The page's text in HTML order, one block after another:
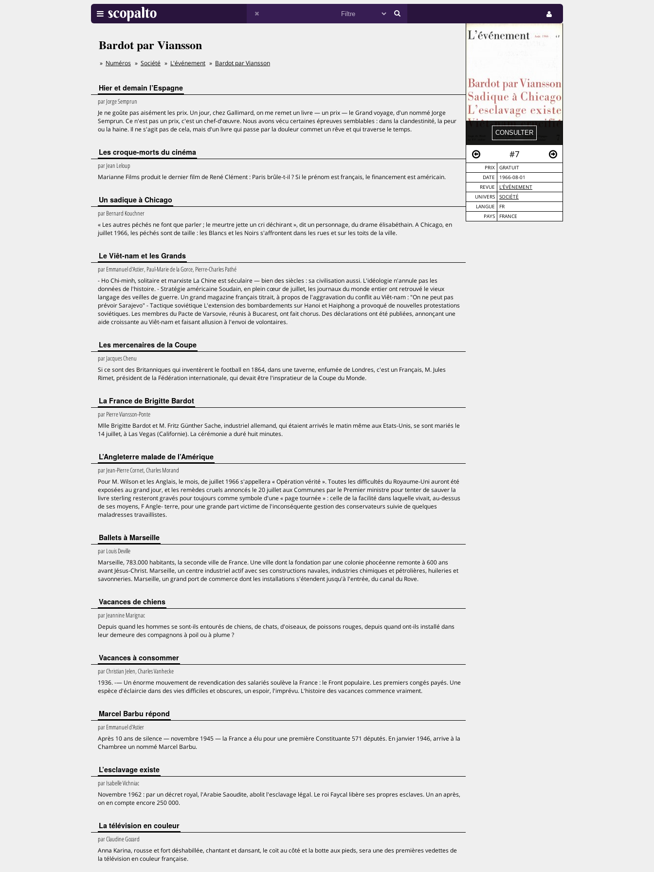
#7
PRIX
GRATUIT
DATE
1966-08-01
REVUE
L'ÉVÉNEMENT
UNIVERS
SOCIÉTÉ
LANGUE
FR
PAYS
FRANCE
Bardot par Viansson
Numéros Société L'événement Bardot par Viansson
Hier et demain l’Espagne
parJorge Semprun
Je ne goûte pas aisément les prix. Un jour, chez Gallimard, on me remet un livre — un prix — le Grand voyage, d'un nommé Jorge
Semprun. Ce n'est pas un prix, c'est un chef-d'œuvre. Nous avons vécu certaines épreuves semblables : dans la clandestinité, la peur
ou la haine. Il ne s'agit pas de cela, mais d'un livre qui passe par la douleur commet un rêve et qui traverse le temps.
Les croque-morts du cinéma
parJean Leloup
Marianne Films produit le dernier film de René Clément : Paris brûle-t-il ? Si le prénom est français, le financement est américain.
Un sadique à Chicago
parBernard Kouchner
« Les autres péchés ne font que parler ; le meurtre jette un cri déchirant », dit un personnage, du drame élisabéthain. A Chicago, en
juillet 1966, les péchés sont de taille : les Blancs et les Noirs s'affrontent dans les rues et sur les toits de la ville.
Le Viêt-nam et les Grands
parEmmanuel d'Astier, Paul-Marie de la Gorce, Pierre-Charles Pathé
- Ho Chi-minh, solitaire et marxiste La Chine est séculaire — bien des siècles : sa civilisation aussi. L'idéologie n'annule pas les
données de l'histoire. - Stratégie américaine Soudain, en plein cœur de juillet, les journaux du monde entier ont retrouvé le vieux
langage des veilles de guerre. Un grand magazine français titrait, à propos de l'aggravation du conflit au Viêt-nam : "On ne peut pas
prévoir Sarajevo" - Tactique soviétique L'extension des bombardements sur Hanoi et Haiphong a provoqué de nouvelles protestations
soviétiques. Les membres du Pacte de Varsovie, réunis à Bucarest, ont fait chorus. Des déclarations ont été publiées, annonçant une
aide croissante au Viêt-nam et faisant allusion à l'envoi de volontaires.
Les mercenaires de la Coupe
parJacques Chenu
Si ce sont des Britanniques qui inventèrent le football en 1864, dans une taverne, enfumée de Londres, c'est un Français, M. Jules
Rimet, président de la Fédération internationale, qui devait être l'inspratieur de la Coupe du Monde.
La France de Brigitte Bardot
parPierre Viansson-Ponte
Mlle Brigitte Bardot et M. Fritz Günther Sache, industriel allemand, qui étaient arrivés le matin même aux Etats-Unis, se sont mariés le
14 juillet, à Las Vegas (Californie). La cérémonie a duré huit minutes.
L’Angleterre malade de l’Amérique
parJean-Pierre Cornet, Charles Morand
Pour M. Wilson et les Anglais, le mois, de juillet 1966 s'appellera « Opération vérité ». Toutes les difficultés du Royaume-Uni auront été
exposées au grand jour, et les remèdes cruels annoncés le 20 juillet aux Communes par le Premier ministre pour tenter de sauver la
livre sterling resteront gravés pour toujours comme symbole d'une « page tournée » : celle de la facilité dans laquelle vivait, au-dessus
de ses moyens, F Angle- terre, pour une grande part victime de l'inconséquente gestion des conservateurs suivie de quelques
maladresses travaillistes.
Ballets à Marseille
parLouis Deville
Marseille, 783.000 habitants, la seconde ville de France. Une ville dont la fondation par une colonie phocéenne remonte à 600 ans
avant Jésus-Christ. Marseille, un centre industriel actif avec ses constructions navales, industries chimiques et pétrolières, huileries et
savonneries. Marseille, un grand port de commerce dont les installations s'étendent jusqu'à l'entrée, du canal du Rove.
Vacances de chiens
parJeannine Marignac
Depuis quand les hommes se sont-ils entourés de chiens, de chats, d'oiseaux, de poissons rouges, depuis quand ont-ils installé dans
leur demeure des compagnons à poil ou à plume ?
Vacances à consommer
parChristian Jelen, Charles Vanhecke
1936. -— Un énorme mouvement de revendication des salariés soulève la France : le Front populaire. Les premiers congés payés. Une
espèce d'éclaircie dans des vies difficiles et obscures, un espoir, l'imprévu. L'histoire des vacances commence vraiment.
Marcel Barbu répond
parEmmanuel d'Astier
Après 10 ans de silence — novembre 1945 — la France a élu pour une première Constituante 571 députés. En janvier 1946, arrive à la
Chambree un nommé Marcel Barbu.
L’esclavage existe
parIsabelle Vichniac
Novembre 1962 : par un décret royal, l'Arabie Saoudite, abolit l'esclavage légal. Le roi Faycal libère ses propres esclaves. Un an après,
on en compte encore 250 000.
La télévision en couleur
parClaudine Gozard
Anna Karina, rousse et fort déshabillée, chantant et dansant, le coït au côté et la botte aux pieds, sera une des premières vedettes de
la télévision en couleur française.